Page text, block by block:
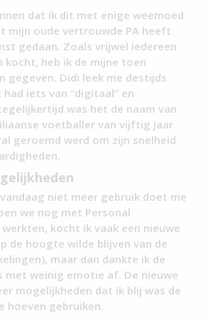
dat ik dit met enige weemoed
mijn oude vertrouwde PA heeft
gedaan. Zoals vrijwel iedereen
kocht, heb ik de mijne toen
gegeven. Didi leek me destijds
iets van “digitaal” en
was het de naam van
voetballer van vijftig jaar
geroemd werd om zijn snelheid
niet meer gebruik doet me
we nog met Personal
werkten, kocht ik vaak een nieuwe
de hoogte wilde blijven van de
maar dan dankte ik de
met weinig emotie af. De nieuwe
mogelijkheden dat ik blij was de
hoeven gebruiken.